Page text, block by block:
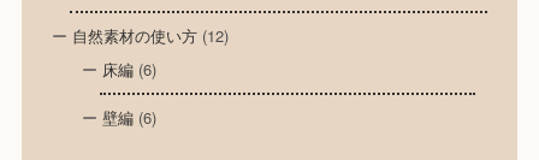
自然素材の使い方(12)
床編(6)
壁編(6)